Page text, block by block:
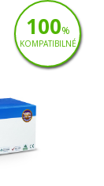
100%
KOMPATIBILNÉ